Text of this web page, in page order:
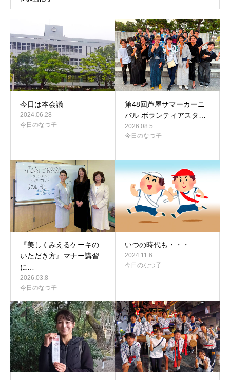
今日は本会議
2024.06.28
今日のなつ子
第48回芦屋サマーカーニ
バル ボランティアスタ…
2026.08.5
今日のなつ子
『美しくみえるケーキの
いただき方』マナー講習
に…
2026.03.8
今日のなつ子
いつの時代も・・・
2024.11.6
今日のなつ子